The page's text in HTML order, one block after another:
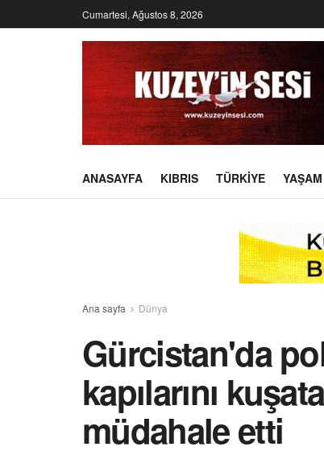
Cumartesi, Ağustos 8, 2026
ANASAYFA KIBRIS TÜRKIYE YAŞAM
Ana sayfa Dünya
Gürcistan'da
kapılarını
müdahale etti